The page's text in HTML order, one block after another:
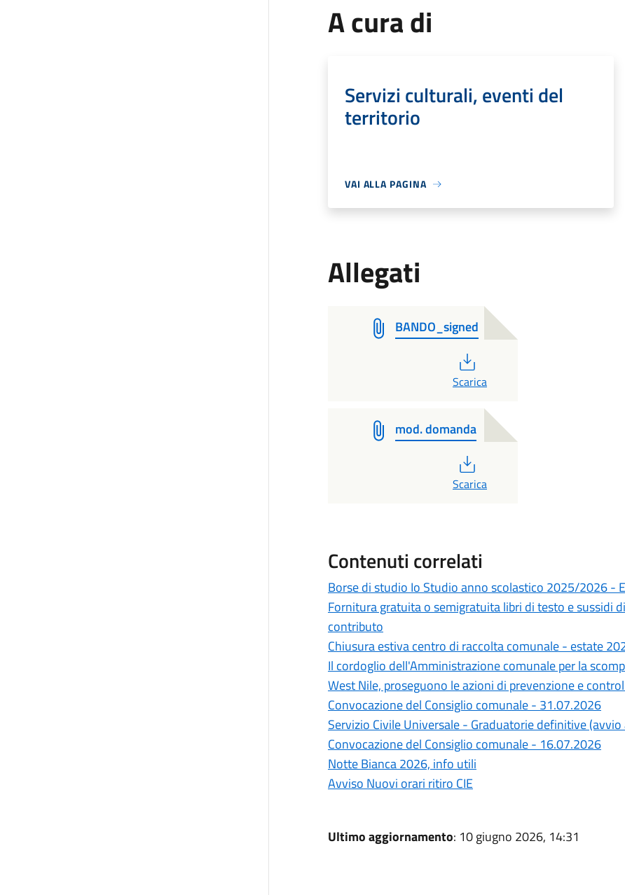
A cura di
Servizi culturali, eventi del
territorio
VAI ALLA PAGINA
Allegati
BANDO_signed
Scarica
mod. domanda
Scarica
Contenuti correlati
Borse di studio Io Studio anno scolastico 2025/2026 -
Fornitura gratuita o semigratuita libri di testo e sussidi
contributo
Chiusura estiva centro di raccolta comunale - estate
Il cordoglio dell'Amministrazione comunale per la
West Nile, proseguono le azioni di prevenzione e
Convocazione del Consiglio comunale - 31.07.2026
Servizio Civile Universale - Graduatorie definitive
Convocazione del Consiglio comunale - 16.07.2026
Notte Bianca 2026, info utili
Avviso Nuovi orari ritiro CIE
Ultimo aggiornamento: 10 giugno 2026, 14:31